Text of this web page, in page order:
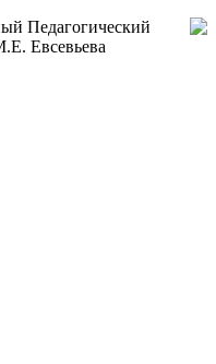
Педагогический
Евсевьева